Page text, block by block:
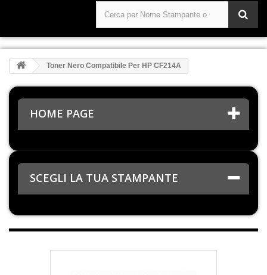
Toner Nero Compatibile Per HP CF214A
HOME PAGE
SCEGLI LA TUA STAMPANTE